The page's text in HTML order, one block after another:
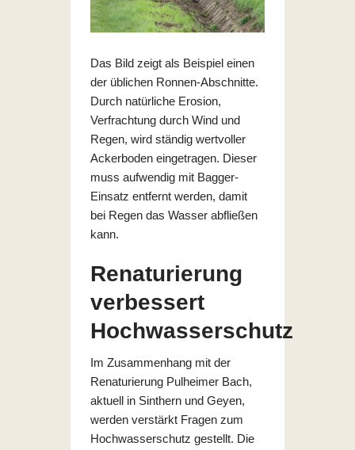
Das Bild zeigt als Beispiel einen
der üblichen Ronnen-Abschnitte.
Durch natürliche Erosion,
Verfrachtung durch Wind und
Regen, wird ständig wertvoller
Ackerboden eingetragen. Dieser
muss aufwendig mit Bagger-
Einsatz entfernt werden, damit
bei Regen das Wasser abfließen
kann.
Renaturierung
verbessert
Hochwasserschutz
Im Zusammenhang mit der
Renaturierung Pulheimer Bach,
aktuell in Sinthern und Geyen,
werden verstärkt Fragen zum
Hochwasserschutz gestellt. Die